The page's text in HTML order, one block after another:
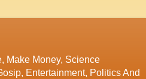
Make Money, Science
Entertainment, Politics And